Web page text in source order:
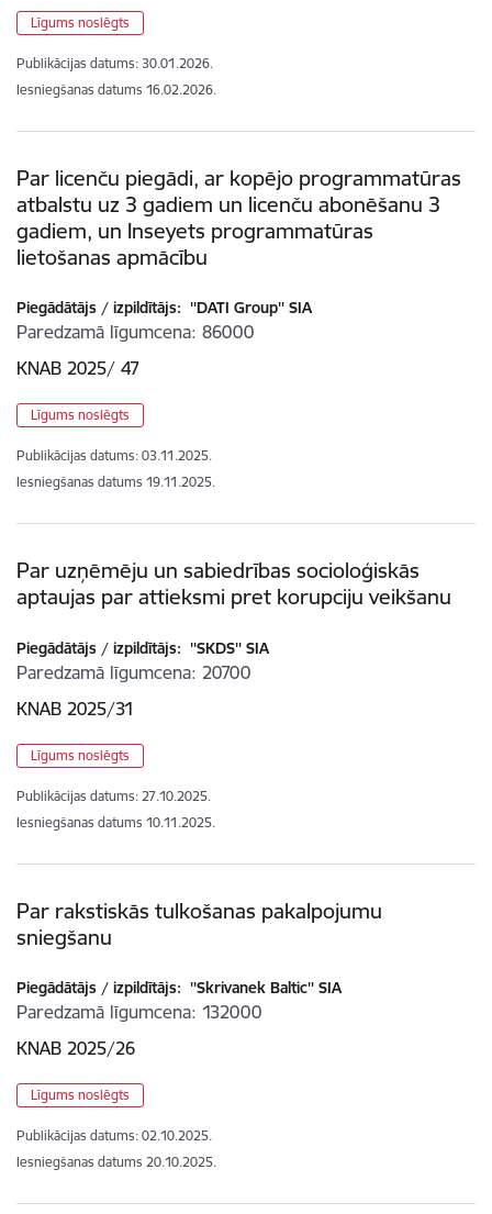
Līgums noslēgts
Publikācijas datums: 30.01.2026.
Iesniegšanas datums 16.02.2026.
Par licenču piegādi, ar kopējo programmatūras
atbalstu uz 3 gadiem un licenču abonēšanu 3
gadiem, un Inseyets programmatūras
lietošanas apmācību
Piegādātājs / izpildītājs: ''DATI Group'' SIA
Paredzamā līgumcena 86000
KNAB 2025/ 47
Līgums noslēgts
Publikācijas datums: 03.11.2025.
Iesniegšanas datums 19.11.2025.
Par uzņēmēju un sabiedrības socioloģiskās
aptaujas par attieksmi pret korupciju veikšanu
Piegādātājs / izpildītājs: ''SKDS'' SIA
Paredzamā līgumcena 20700
KNAB 2025/31
Līgums noslēgts
Publikācijas datums: 27.10.2025.
Iesniegšanas datums 10.11.2025.
Par rakstiskās tulkošanas pakalpojumu
sniegšanu
Piegādātājs / izpildītājs: ''Skrivanek Baltic'' SIA
Paredzamā līgumcena 132000
KNAB 2025/26
Līgums noslēgts
Publikācijas datums: 02.10.2025.
Iesniegšanas datums 20.10.2025.